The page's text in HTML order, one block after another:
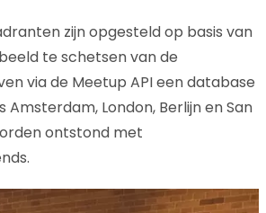
zijn opgesteld op basis van
te schetsen van de
via de Meetup API een database
London, Berlijn en San
ontstond met